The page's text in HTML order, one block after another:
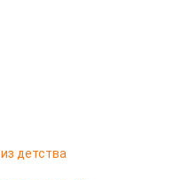
детства